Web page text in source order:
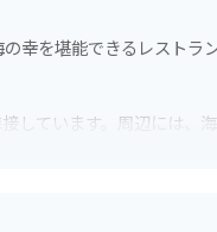
幸を堪能できるレストラ
しています。周辺には、